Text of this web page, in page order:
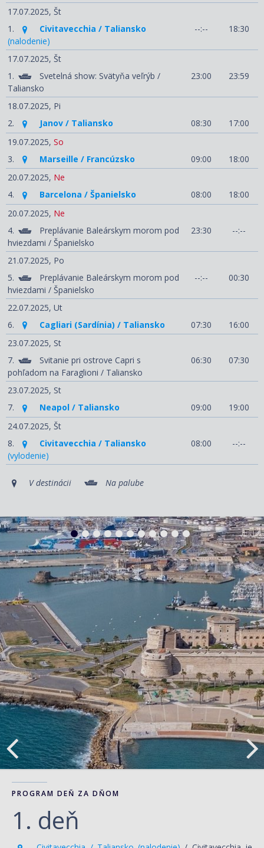
17.07.2025, Št
1.
Civitavecchia / Taliansko
(nalodenie)
--:-- 18:30
17.07.2025, Št
1.
Svetelná show: Svätyňa veľrýb /
Taliansko
23:00 23:59
18.07.2025, Pi
2.
Janov / Taliansko 08:30
17:00
19.07.2025, So
3.
Marseille / Francúzsko 09:00
18:00
20.07.2025, Ne
4.
Barcelona / Španielsko 08:00
18:00
20.07.2025, Ne
4.
Preplávanie Baleárskym morom pod
hviezdami / Španielsko
23:30 --:--
21.07.2025, Po
5.
Preplávanie Baleárskym morom pod
hviezdami / Španielsko
--:-- 00:30
22.07.2025, Ut
6.
Cagliari (Sardínia) / Taliansko 07:30
16:00
23.07.2025, St
7.
Svitanie pri ostrove Capri s
pohľadom na Faraglioni / Taliansko
06:30 07:30
23.07.2025, St
7.
Neapol / Taliansko 09:00
19:00
24.07.2025, Št
8.
Civitavecchia / Taliansko
(vylodenie)
08:00 --:--
V destinácii Na palube
PROGRAM DEŇ ZA DŇOM
1. deň